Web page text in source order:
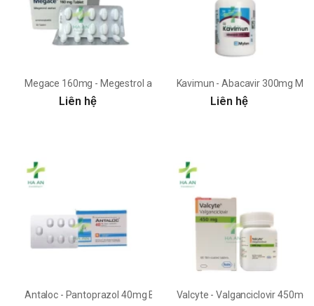
Megace 160mg - Megestrol acetate Deva
Liên hệ
Kavimun - Abacavir 300mg
Liên hệ
Antaloc - Pantoprazol 40mg Boston PharmaValcyte - Valganciclovir 450mg